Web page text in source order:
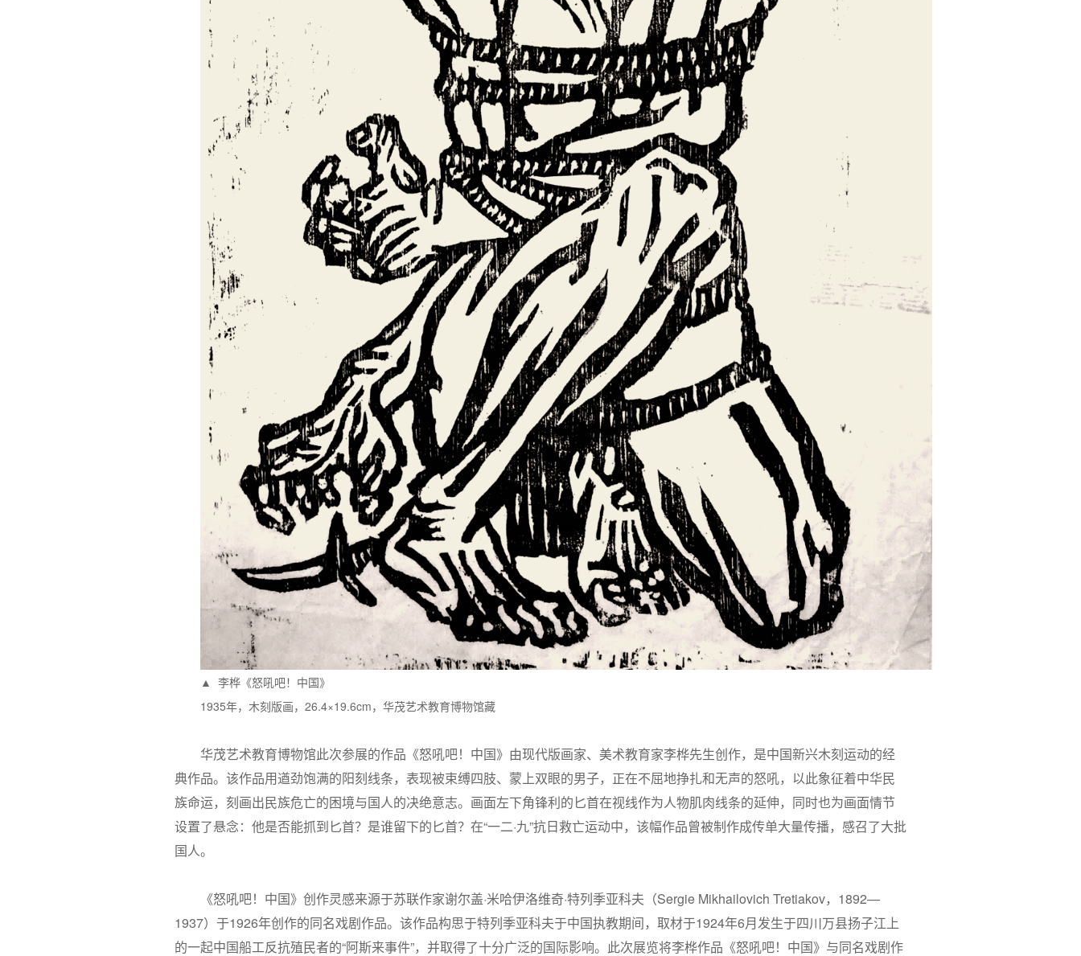
▲ 李桦《怒吼吧！中国》
1935年，木刻版画，26.4×19.6cm，华茂艺术教育博物馆藏
华茂艺术教育博物馆此次参展的作品《怒吼吧！中国》由现代版画家、美术教育家李桦先生创作，是中国新兴木刻运动的经
典作品。该作品用遒劲饱满的阳刻线条，表现被束缚四肢、蒙上双眼的男子，正在不屈地挣扎和无声的怒吼，以此象征着中华民
族命运，刻画出民族危亡的困境与国人的决绝意志。画面左下角锋利的匕首在视线作为人物肌肉线条的延伸，同时也为画面情节
设置了悬念：他是否能抓到匕首？是谁留下的匕首？在“一二·九”抗日救亡运动中，该幅作品曾被制作成传单大量传播，感召了大批
国人。
《怒吼吧！中国》创作灵感来源于苏联作家谢尔盖·米哈伊洛维奇·特列季亚科夫（Sergie Mikhailovich Tretiakov，1892—
1937）于1926年创作的同名戏剧作品。该作品构思于特列季亚科夫于中国执教期间，取材于1924年6月发生于四川万县扬子江上
的一起中国船工反抗殖民者的“阿斯来事件”，并取得了十分广泛的国际影响。此次展览将李桦作品《怒吼吧！中国》与同名戏剧作